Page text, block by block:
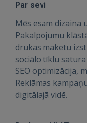
Par sevi
Mēs esam dizaina
Pakalpojumu
drukas maketu
sociālo tīklu
SEO optimizācija,
Reklāmas
digitālajā vidē.